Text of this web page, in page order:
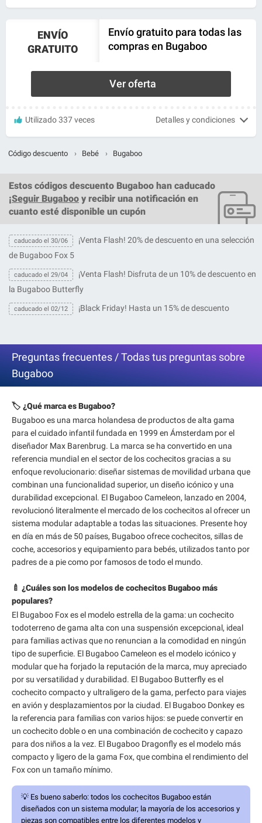
ENVÍO
GRATUITO
Envío gratuito para todas las
compras en Bugaboo
Ver oferta
Utilizado 337 veces Detalles y condiciones
Código descuento › Bebé › Bugaboo
Estos códigos descuento Bugaboo han caducado
¡Seguir Bugaboo y recibir una notificación en
cuanto esté disponible un cupón
caducado el 30/06
¡Venta Flash! 20% de descuento en una selección
de Bugaboo Fox 5
caducado el 29/04
¡Venta Flash! Disfruta de un 10% de descuento en
la Bugaboo Butterfly
caducado el 02/12 ¡Black Friday! Hasta un 15% de descuento
Preguntas frecuentes / Todas tus preguntas sobre
Bugaboo
🏷️ ¿Qué marca es Bugaboo?
Bugaboo es una marca holandesa de productos de alta gama
para el cuidado infantil fundada en 1999 en Ámsterdam por el
diseñador Max Barenbrug. La marca se ha convertido en una
referencia mundial en el sector de los cochecitos gracias a su
enfoque revolucionario: diseñar sistemas de movilidad urbana que
combinan una funcionalidad superior, un diseño icónico y una
durabilidad excepcional. El Bugaboo Cameleon, lanzado en 2004,
revolucionó literalmente el mercado de los cochecitos al ofrecer un
sistema modular adaptable a todas las situaciones. Presente hoy
en día en más de 50 países, Bugaboo ofrece cochecitos, sillas de
coche, accesorios y equipamiento para bebés, utilizados tanto por
padres de a pie como por famosos de todo el mundo.
🍼 ¿Cuáles son los modelos de cochecitos Bugaboo más
populares?
El Bugaboo Fox es el modelo estrella de la gama: un cochecito
todoterreno de gama alta con una suspensión excepcional, ideal
para familias activas que no renuncian a la comodidad en ningún
tipo de superficie. El Bugaboo Cameleon es el modelo icónico y
modular que ha forjado la reputación de la marca, muy apreciado
por su versatilidad y durabilidad. El Bugaboo Butterfly es el
cochecito compacto y ultraligero de la gama, perfecto para viajes
en avión y desplazamientos por la ciudad. El Bugaboo Donkey es
la referencia para familias con varios hijos: se puede convertir en
un cochecito doble o en una combinación de cochecito y capazo
para dos niños a la vez. El Bugaboo Dragonfly es el modelo más
compacto y ligero de la gama Fox, que combina el rendimiento del
Fox con un tamaño mínimo.
💡 Es bueno saberlo: todos los cochecitos Bugaboo están
diseñados con un sistema modular; la mayoría de los accesorios y
piezas son compatibles entre los diferentes modelos y